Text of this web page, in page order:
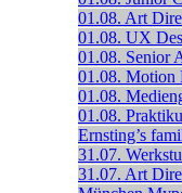
01.08. Art
01.08. UX
01.08. Senior
01.08. Motion
01.08.
01.08.
Ernsting’s
31.07.
31.07. Art